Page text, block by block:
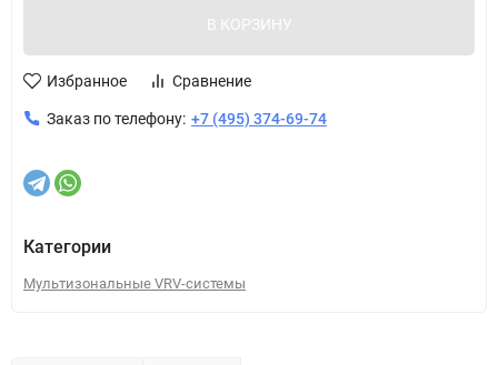
В КОРЗИНУ
Избранное Сравнение
Заказ по телефону: +7 (495) 374-69-74
Категории
Мультизональные VRV-системы